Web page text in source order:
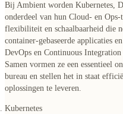
Bij Ambient worden Kubernetes,
onderdeel van hun Cloud- en Ops-
flexibiliteit en schaalbaarheid die
container-gebaseerde applicaties
DevOps en Continuous
Samen vormen ze een essentieel
bureau en stellen het in staat
oplossingen te leveren.
Kubernetes